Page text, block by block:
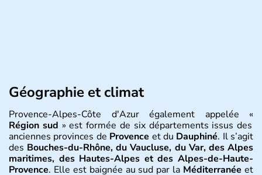
Géographie et climat
Provence-Alpes-Côte d'Azur également appelée «
Région sud » est formée de six départements issus des
anciennes provinces de Provence et du Dauphiné. Il s’agit
des Bouches-du-Rhône, du Vaucluse, du Var, des Alpes
maritimes, des Hautes-Alpes et des Alpes-de-Haute-
Provence. Elle est baignée au sud par la Méditerranéeet